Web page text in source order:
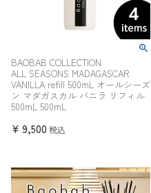
BAOBAB COLLECTION
ALL SEASONS MADAGASCAR
VANILLA refill 500mL オールシーズ
ン マダガスカル バニラ リフィル
500mL 500mL
¥ 9,500 税込